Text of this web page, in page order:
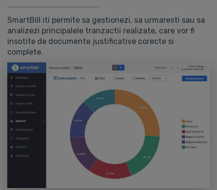
SmartBill iti permite sa gestionezi, sa urmaresti sau sa
analizezi principalele tranzactii realizate, care vor fi
insotite de documente justificative corecte si
complete.